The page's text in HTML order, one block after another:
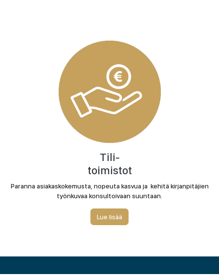
Tili-
toimistot
Paranna asiakaskokemusta, nopeuta kasvua ja kehitä kirjanpitäjien
työnkuvaa konsultoivaan suuntaan.
Lue lisää